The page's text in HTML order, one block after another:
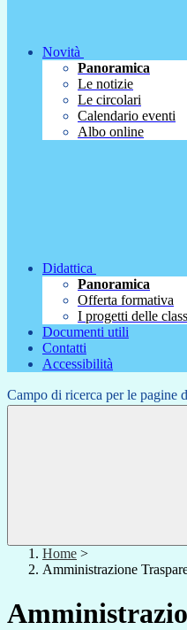
Novità
Panoramica
Le notizie
Le circolari
Calendario eventi
Albo online
Didattica
Panoramica
Offerta formativa
I progetti delle
Documenti utili
Contatti
Accessibilità
Campo di ricerca per le pagine
Home >
Amministrazione